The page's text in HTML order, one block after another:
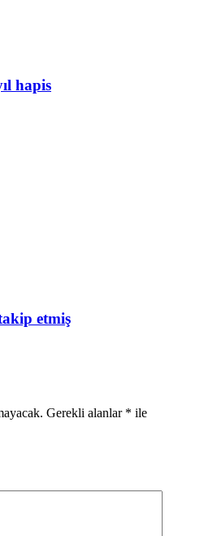
hapis
etmiş
Gerekli alanlar * ile